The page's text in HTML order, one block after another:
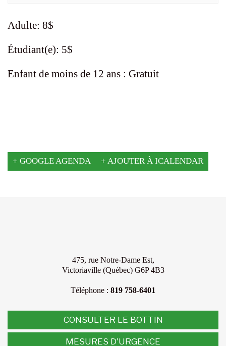
Adulte: 8$
Étudiant(e): 5$
Enfant de moins de 12 ans : Gratuit
+ GOOGLE AGENDA + AJOUTER À ICALENDAR
475, rue Notre-Dame Est,
Victoriaville (Québec) G6P 4B3
Téléphone : 819 758-6401
CONSULTER LE BOTTIN
MESURES D'URGENCE